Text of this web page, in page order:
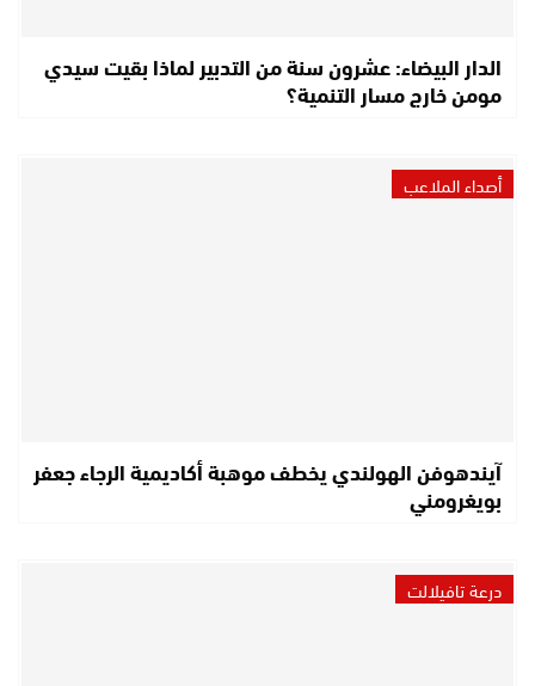
الدار البيضاء: عشرون سنة من التدبير لماذا بقيت سيدي
مومن خارج مسار التنمية؟
أصداء الملاعب
آيندهوفن الهولندي يخطف موهبة أكاديمية الرجاء جعفر
بويغرومني
درعة تافيلالت